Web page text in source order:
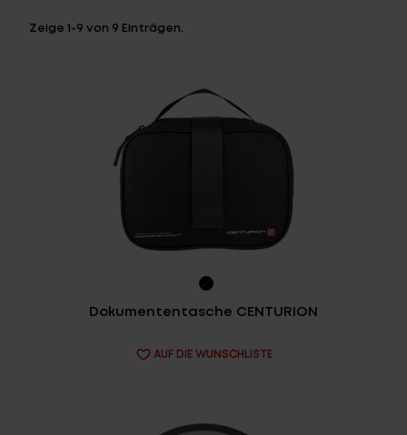
Über uns
Partner
Zeige1-9 von 9 Einträgen.
Dokumententasche CENTURION
AUF DIE WUNSCHLISTE